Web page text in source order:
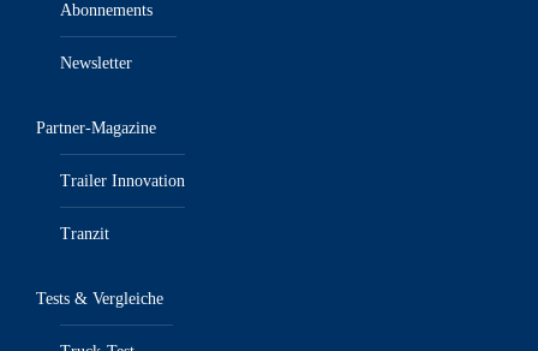
Abonnements
Newsletter
Partner-Magazine
Trailer Innovation
Tranzit
Tests & Vergleiche